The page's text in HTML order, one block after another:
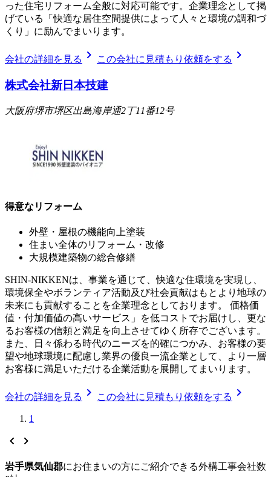
った住宅リフォーム全般に対応可能です。企業理念として掲
げている「快適な居住空間提供によって人々と環境の調和づ
くり」に励んでまいります。
会社の詳細を見る chevron_right この会社に見積もり依頼をする chevron_right
株式会社新日本技建
大阪府堺市堺区出島海岸通2丁11番12号
得意なリフォーム
外壁・屋根の機能向上塗装
住まい全体のリフォーム・改修
大規模建築物の総合修繕
SHIN-NIKKENは、事業を通じて、快適な住環境を実現し、
環境保全やボランティア活動及び社会貢献はもとより地球の
未来にも貢献することを企業理念としております。 価格価
値・付加価値の高いサービス」を低コストでお届けし、更な
るお客様の信頼と満足を向上させてゆく所存でございます。
また、日々係わる時代のニーズを的確につかみ、お客様の要
望や地球環境に配慮し業界の優良一流企業として、より一層
お客様に満足いただける企業活動を展開してまいります。
会社の詳細を見る chevron_right この会社に見積もり依頼をする chevron_right
1
chevron_left chevron_right
岩手県気仙郡にお住まいの方にご紹介できる外構工事会社数